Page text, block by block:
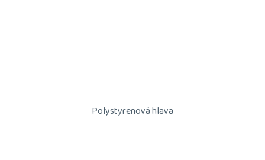
Polystyrenová hlava